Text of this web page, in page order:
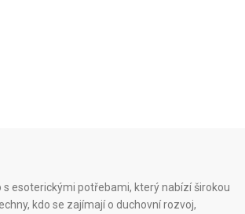
s esoterickými potřebami, který nabízí širokou
kdo se zajímají o duchovní rozvoj,